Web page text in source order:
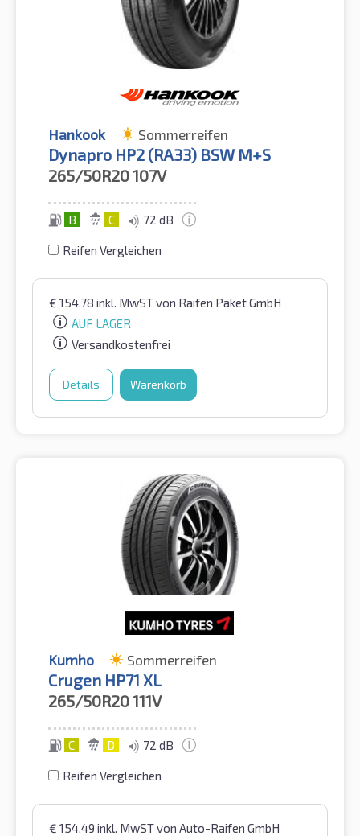
Hankook Sommerreifen
Dynapro HP2 (RA33) BSW M+S
265/50R20107V
B C 72 dB
Reifen Vergleichen
€ 154,78 inkl. MwSTvon Raifen Paket GmbH
AUF LAGER
Versandkostenfrei
Details Warenkorb
Kumho Sommerreifen
Crugen HP71 XL
265/50R20111V
C D 72 dB
Reifen Vergleichen
€ 154,49 inkl. MwSTvon Auto-Raifen GmbH